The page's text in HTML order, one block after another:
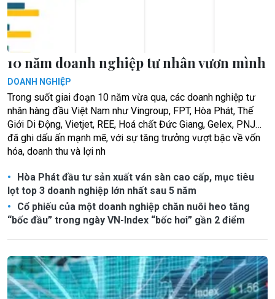
10 năm doanh nghiệp tư nhân vươn mình
DOANH NGHIỆP
Trong suốt giai đoạn 10 năm vừa qua, các doanh nghiệp tư
nhân hàng đầu Việt Nam như Vingroup, FPT, Hòa Phát, Thế
Giới Di Động, Vietjet, REE, Hoá chất Đức Giang, Gelex, PNJ…
đã ghi dấu ấn mạnh mẽ, với sự tăng trưởng vượt bậc về vốn
hóa, doanh thu và lợi nh
Hòa Phát đầu tư sản xuất ván sàn cao cấp, mục tiêu
lọt top 3 doanh nghiệp lớn nhất sau 5 năm
Cổ phiếu của một doanh nghiệp chăn nuôi heo tăng
“bốc đầu” trong ngày VN-Index “bốc hơi” gần 2 điểm